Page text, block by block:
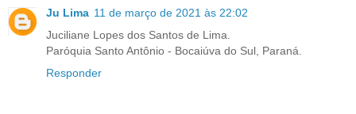
Ju Lima 11 de março de 2021 às 22:02
Juciliane Lopes dos Santos de Lima.
Paróquia Santo Antônio - Bocaiúva do Sul, Paraná.
Responder